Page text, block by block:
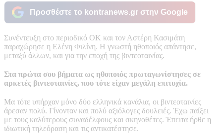
Προσθέστε το kontranews.gr στην Google
Συνέντευξη στο περιοδικό ΟΚ και τον Αστέρη Κασιμάτη
παραχώρησε η Ελένη Φιλίνη. Η γνωστή ηθοποιός απάντησε,
μεταξύ άλλων, και για την εποχή της βιντεοταινίας.
Στα πρώτα σου βήματα ως ηθοποιός πρωταγωνίστησες σε
αρκετές βιντεοταινίες, που τότε είχαν μεγάλη επιτυχία.
Μα τότε υπήρχαν μόνο δύο ελληνικά κανάλια, οι βιντεοταινίες
άρεσαν πολύ. Γίνονταν και πολύ αξιόλογες δουλειές. Έχω παίξει
με τους καλύτερους συναδέλφους και σκηνοθέτες. Έπειτα ήρθε η
ιδιωτική τηλεόραση και τις αντικατέστησε.